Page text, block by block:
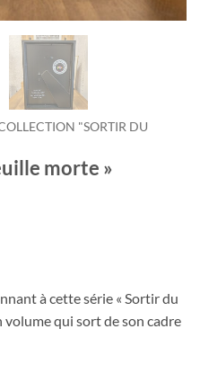
"SORTIR DU
morte »
à cette série « Sortir du
volume qui sort de son cadre